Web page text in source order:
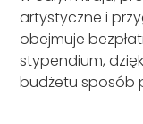
artystyczne i
obejmuje
stypendium,
budżetu sposób